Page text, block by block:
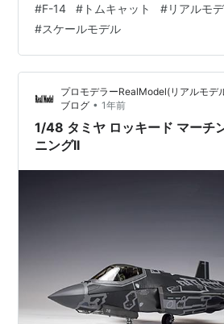
ることができました。 ディティール
じです。 追加工作について 脚注は
使用しているので、細かいディティ
いるので一見の価値あります。 ピト
しています。 F-14特有の可変翼の
が、…
#F-14 # トムキャット #リアルモ
#スケールモデル
プロモデラーRealModel(リアルモデ
ブログ • 1年前
1/48 タミヤ ロッキード マーチ
ニングII